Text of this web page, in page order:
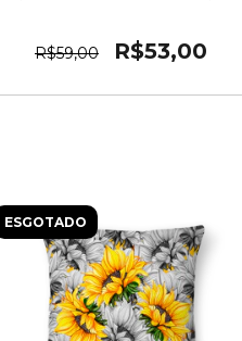
R$59,00 R$53,00
ESGOTADO